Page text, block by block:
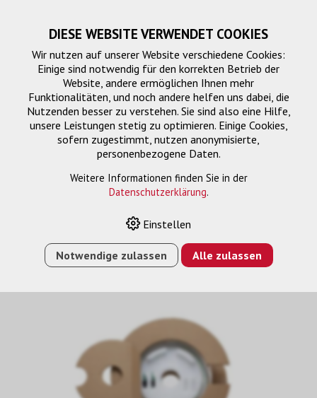
FTTH Inhouse
FTTH/NETZWERK
INHOUSE › INHOUSEKABEL, 4FS, 2X LC/APC, MINI-
BOBINE 40M
DIESE WEBSITE VERWENDET COOKIES
Wir nutzen auf unserer Website verschiedene Cookies:
Einige sind notwendig für den korrekten Betrieb der
Website, andere ermöglichen Ihnen mehr
Funktionalitäten, und noch andere helfen uns dabei, die
Nutzenden besser zu verstehen. Sie sind also eine Hilfe,
unsere Leistungen stetig zu optimieren. Einige Cookies,
sofern zugestimmt, nutzen anonymisierte,
personenbezogene Daten.
Weitere Informationen finden Sie in der
Datenschutzerklärung.
Einstellen
Notwendige zulassen Alle zulassen